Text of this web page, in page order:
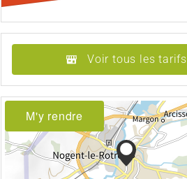
Voir tous les tarifs
M'y rendre